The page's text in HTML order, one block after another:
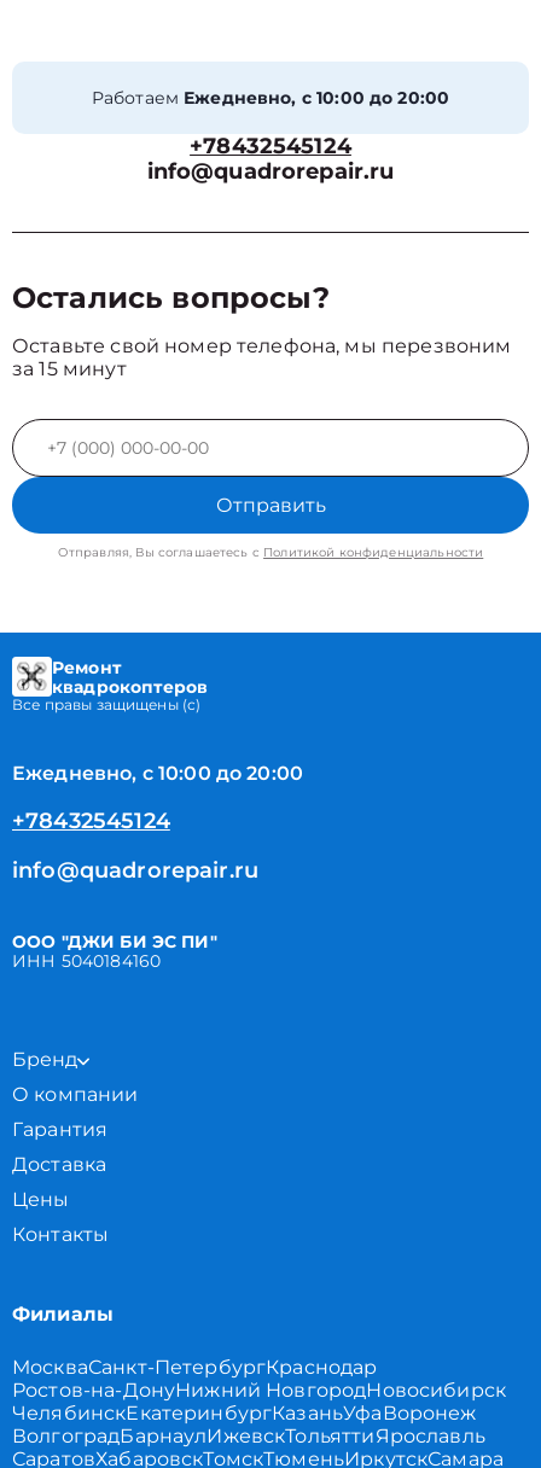
Работаем Ежедневно, с 10:00 до 20:00
+78432545124
info@quadrorepair.ru
Остались вопросы?
Оставьте свой номер телефона, мы перезвоним
за 15 минут
Отправить
Отправляя, Вы соглашаетесь с Политикой конфиденциальности
Ремонт
квадрокоптеров
Все правы защищены (с)
Ежедневно, с 10:00 до 20:00
+78432545124
info@quadrorepair.ru
ООО "ДЖИ БИ ЭС ПИ"
ИНН 5040184160
Бренд
О компании
Гарантия
Доставка
Цены
Контакты
Филиалы
МоскваСанкт-ПетербургКраснодар
Ростов-на-ДонуНижний НовгородНовосибирск
ЧелябинскЕкатеринбургКазаньУфаВоронеж
ВолгоградБарнаулИжевскТольяттиЯрославль
СаратовХабаровскТомскТюменьИркутскСамара